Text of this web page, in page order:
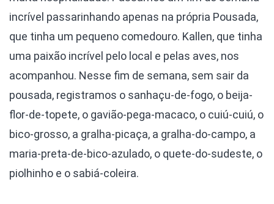
incrível passarinhando apenas na própria Pousada,
que tinha um pequeno comedouro. Kallen, que tinha
uma paixão incrível pelo local e pelas aves, nos
acompanhou. Nesse fim de semana, sem sair da
pousada, registramos o sanhaçu-de-fogo, o beija-
flor-de-topete, o gavião-pega-macaco, o cuiú-cuiú, o
bico-grosso, a gralha-picaça, a gralha-do-campo, a
maria-preta-de-bico-azulado, o quete-do-sudeste, o
piolhinho e o sabiá-coleira.